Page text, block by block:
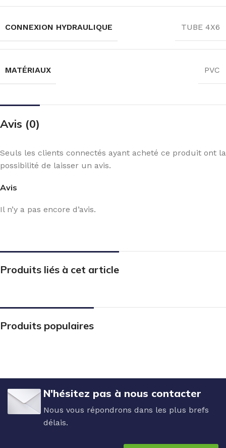
CONNEXION HYDRAULIQUE TUBE 4X6
MATÉRIAUX PVC
Avis (0)
Avis
Il n’y a pas encore d’avis.
Seuls les clients connectés ayant acheté ce produit ont la
possibilité de laisser un avis.
Produits liés à cet article
Produits populaires
N'hésitez pas à nous contacter
Nous vous répondrons dans les plus brefs
délais.